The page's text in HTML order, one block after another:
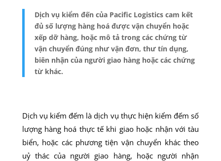
Dịch vụ kiểm đến của Pacific Logistics cam kết
đủ số lượng hàng hoá được vận chuyển hoặc
xếp dỡ hàng, hoặc mô tả trong các chứng từ
vận chuyển đúng như vận đơn, thư tín dụng,
biên nhận của người giao hàng hoặc các chứng
từ khác.
Dịch vụ kiểm đếm là dịch vụ thực hiện kiểm đếm số
lượng hàng hoá thực tế khi giao hoặc nhận với tàu
biển, hoặc các phương tiện vận chuyển khác theo
uỷ thác của người giao hàng, hoặc người nhận